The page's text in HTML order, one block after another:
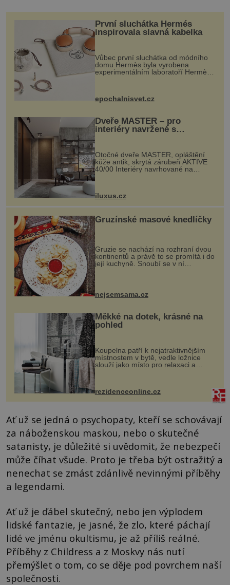
První sluchátka Hermés
inspirovala slavná kabelka
Vůbec první sluchátka od módního
domu Hermès byla vyrobena
experimentálním laboratoří Hermès
kovový...
epochalnisvet.cz
Dveře MASTER – pro
interiéry navržené s
rozumem i vášní!
Otočné dveře MASTER, opláštění
kůže antik, skrytá zárubeň AKTIVE
40/00 Interiéry navrhované na
zakázku často vyžadují atypické
rozměry nejen nábytku, ale i
dnes umož...
iluxus.cz
Gruzínské masové knedlíčky
Gruzie se nachází na rozhraní dvou
kontinentů a právě to se promítá i do
její kuchyně. Snoubí se v ní
evropské a asijské chutě a díky tomu
pokrmy, které rozhodně st...
nejsemsama.cz
Měkké na dotek, krásné na
pohled
Koupelna patří k nejatraktivnějším
místnostem v bytě, vedle ložnice
slouží jako místo pro relaxaci a
odpočinek. Koupelnový textil –
ručníky, osušky a koberečky –
mohou jako mávnutím kouzelného
proutku...
rezidenceonline.cz
Ať už se jedná o psychopaty, kteří se schovávají
za náboženskou maskou, nebo o skutečné
satanisty, je důležité si uvědomit, že nebezpečí
může číhat všude. Proto je třeba být ostražitý a
nenechat se zmást zdánlivě nevinnými příběhy
a legendami.
Ať už je ďábel skutečný, nebo jen výplodem
lidské fantazie, je jasné, že zlo, které páchají
lidé ve jménu okultismu, je až příliš reálné.
Příběhy z Childress a z Moskvy nás nutí
přemýšlet o tom, co se děje pod povrchem naší
společnosti.